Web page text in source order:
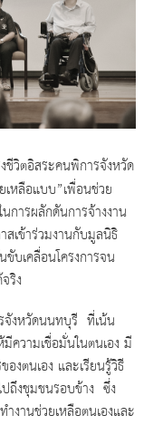
ชีวิตอิสระคนพิการจังหวัด
หลือแบบ”เพื่อนช่วย
ารผลักดันการจ้างงาน
เข้าร่วมงานกับมูลนิธิ
บเคลื่อนโครงการจน
ริง
จังหวัดนนทบุรี ที่เน้น
ความเชื่อมั่นในตนเอง มี
งตนเอง และเรียนรู้วิธี
ปถึงชุมชนรอบข้าง ซึ่ง
งานช่วยเหลือตนเองและ